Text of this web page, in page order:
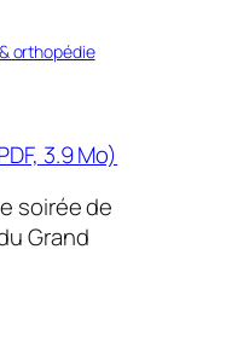
orthopédie
3.9 Mo)
soirée de
Grand